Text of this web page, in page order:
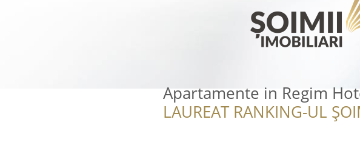
Apartamente in Regim
LAUREAT RANKING-UL